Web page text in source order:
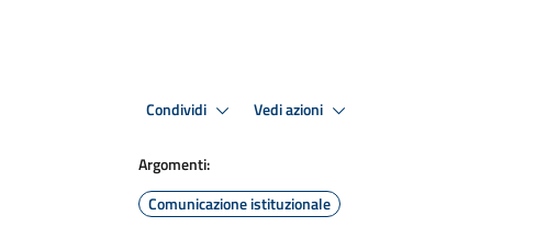
Condividi Vedi azioni
Argomenti:
Comunicazione istituzionale